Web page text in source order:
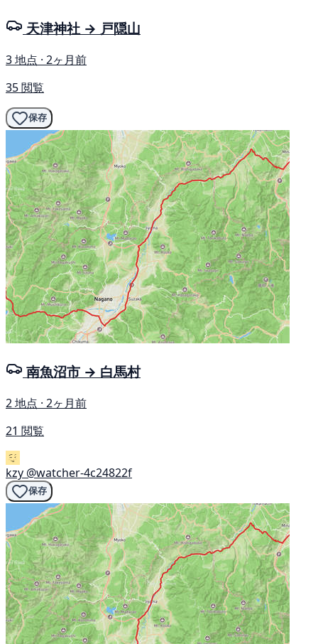
天津神社 → 戸隠山
3 地点 · 2ヶ月前
35 閲覧
保存
南魚沼市 → 白馬村
2 地点 · 2ヶ月前
21 閲覧
kzy @watcher-4c24822f
保存